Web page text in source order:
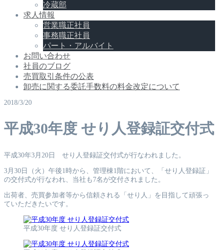
冷蔵部
求人情報
営業職正社員
事務職正社員
パート・アルバイト
お問い合わせ
社員のブログ
売買取引条件の公表
卸売に関する委託手数料の料金改定について
2018/3/20
平成30年度 せり人登録証交付式
平成30年3月20日 せり人登録証交付式が行なわれました。
3月30日（火）午後1時から、管理棟1階において、「せり人登録証」
の交付式が行なわれ、当社も7名が交付されました。
出荷者、売買参加者等から信頼される「せり人」を目指して頑張っ
ていただきたいです。
平成30年度 せり人登録証交付式